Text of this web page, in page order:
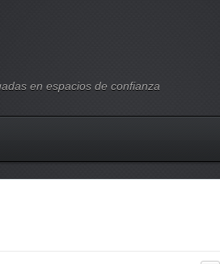
en espacios de confianza